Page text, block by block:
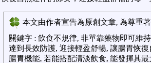
本文由作者宣告為原創文章, 為尊重
關鍵字: 飲食不規律, 非單靠藥物即可維
達到長效防護, 迎接輕盈舒暢, 讓腸胃恢
腸胃機能, 若能搭配清淡飲食, 能發揮其